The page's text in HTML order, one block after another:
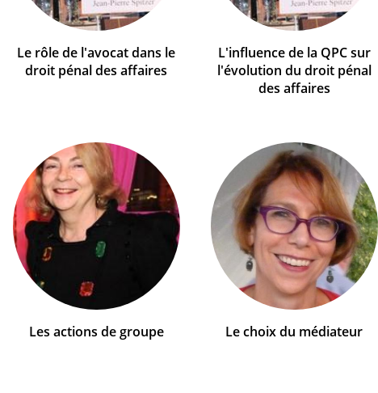
Le rôle de l'avocat dans le
droit pénal des affaires
L'influence de la QPC sur
l'évolution du droit pénal
des affaires
Les actions de groupe Le choix du médiateur